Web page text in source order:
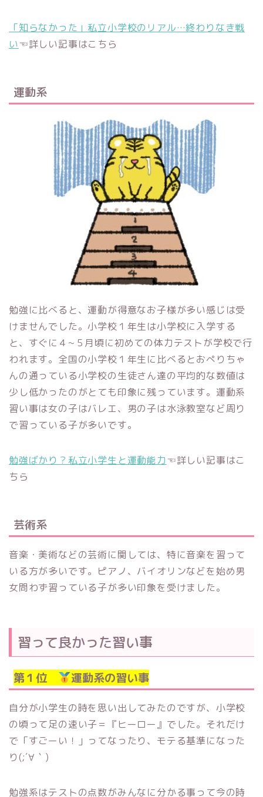
「知らなかった」私立小学校のリアル…終わりなき戦
い☜詳しい記事はこちら
運動系
勉強に比べると、運動が得意なお子様が多い感じは受
けませんでした。小学校１年生は小学校に入学する
と、すぐに４~５月頃に初めての体力テストが学校で行
われます。全国の小学校１年生に比べるとおぺりちゃ
んの通っている小学校の生徒さん達の平均的な数値は
少し低かったのがとても印象に残っています。運動系
習い事は女の子はバレエ、男の子は水泳教室など周り
で習っている子が多いです。
勉強ばかり？私立小学生と運動能力☜詳しい記事はこ
ちら
芸術系
音楽・美術などの芸術に関しては、特に音楽を習って
いる方が多いです。ピアノ、バイオリンなどを始め男
女問わず習っている子が多い印象を受けました。
習って良かった習い事
第１位 運動系の習い事
自分が小学生の時を思い出してみたのですが、小学校
の頃って足の速い子＝『ヒーロー』でした。それだけ
で「すごーい！」ってなったり、モテる基準になった
り(;´∀｀)
勉強系はテストの点数がみんなに分かる事って今の時